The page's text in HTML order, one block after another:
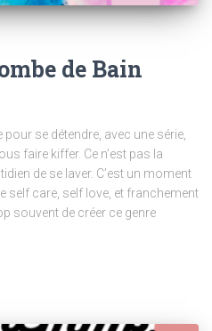
de Bain
se détendre, avec une série,
faire kiffer. Ce n’est pas la
de se laver. C’est un moment
self care, self love, et franchement
souvent de créer ce genre